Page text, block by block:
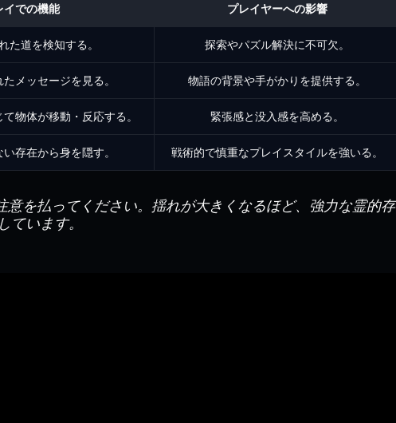
イでの機能 プレイヤーへの影響
た道を検知する。 探索やパズル解決に不可欠。
メッセージを見る。 物語の背景や手がかりを提供する。
物体が移動・反応する。 緊張感と没入感を高める。
存在から身を隠す。 戦術的で慎重なプレイスタイルを強いる。
意を払ってください。揺れが大きくなるほど、強力な霊的存
います。